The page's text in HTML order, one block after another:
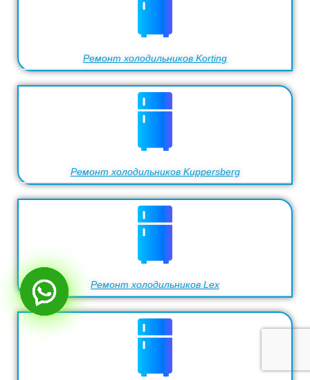
Ремонт холодильников Korting
Ремонт холодильников Kuppersberg
Ремонт холодильников Lex